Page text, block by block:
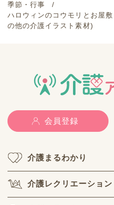
季節・行事
ハロウィンのコウモリとお屋
の他の介護イラスト素材)
会員登録
介護まるわかり
介護レクリエーション